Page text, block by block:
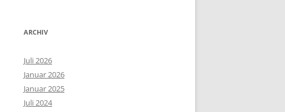
ARCHIV
Juli 2026
Januar 2026
Januar 2025
Juli 2024